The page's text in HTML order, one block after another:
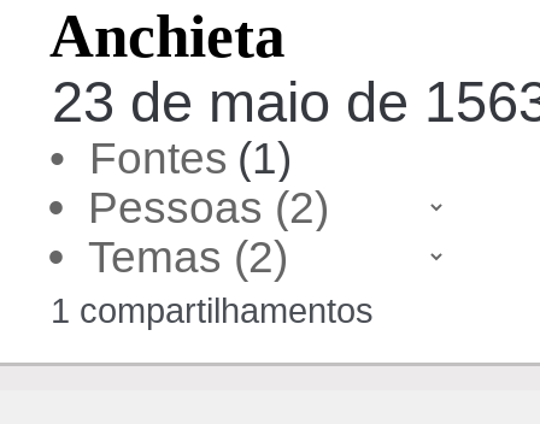
Anchieta
23 de maio de
• Fontes(1)
•
•
1 compartilhamentos